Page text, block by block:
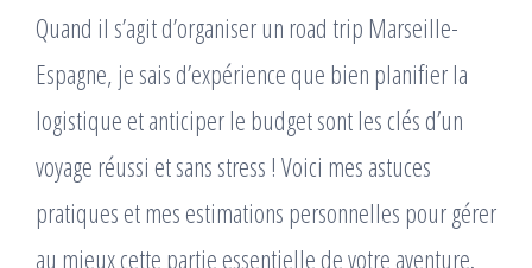
Quand il s’agit d’organiser un road trip Marseille-
Espagne, je sais d’expérience que bien planifier la
logistique et anticiper le budget sont les clés d’un
voyage réussi et sans stress ! Voici mes astuces
pratiques et mes estimations personnelles pour gérer
au mieux cette partie essentielle de votre aventure.